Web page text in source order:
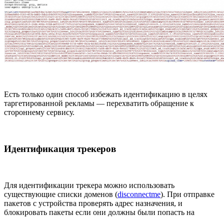
Есть только один способ избежать идентификацию в целях
таргетированной рекламы — перехватить обращение к
стороннему сервису.
Идентификация трекеров
Для идентификации трекера можно использовать
существующие списки доменов (disconnectme). При отправке
пакетов с устройства проверять адрес назначения, и
блокировать пакеты если они должны были попасть на